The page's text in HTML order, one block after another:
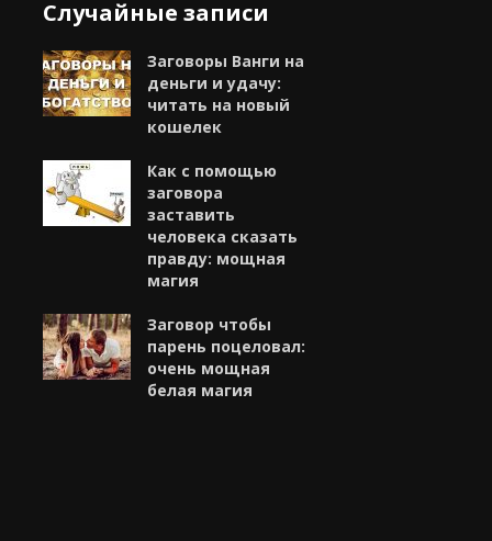
Случайные записи
Заговоры Ванги на
деньги и удачу:
читать на новый
кошелек
Как с помощью
заговора
заставить
человека сказать
правду: мощная
магия
Заговор чтобы
парень поцеловал:
очень мощная
белая магия